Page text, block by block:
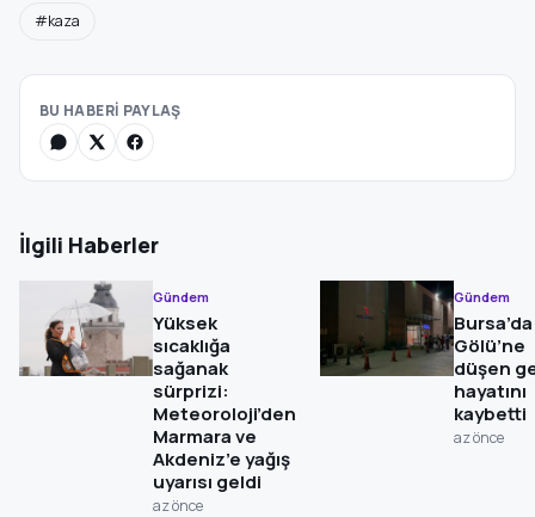
#kaza
BU HABERİ PAYLAŞ
İlgili Haberler
Gündem
Yüksek
sıcaklığa
sağanak
sürprizi:
Meteoroloji’den
Marmara ve
Akdeniz’e yağış
uyarısı geldi
az önce
Gündem
Gölü’ne
düşen
hayatını
kaybetti
az önce